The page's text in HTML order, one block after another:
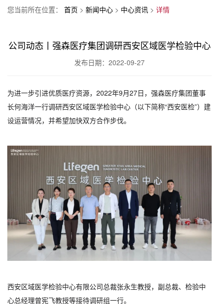
您当前所在位置： 首页 > 新闻中心 > 中心资讯 > 详情
公司动态丨强森医疗集团调研西安区域医学检验中心
发布日期：2022-09-27
为进一步引进优质医疗资源，2022年9月27日，强森医疗集团董事
长何海洋一行调研西安区域医学检验中心（以下简称“西安医检”）建
设运营情况，并希望加快双方合作步伐。
西安区域医学检验中心有限公司总裁张永生教授，副总裁、检验中
心总经理曾宪飞教授等接待调研组一行。